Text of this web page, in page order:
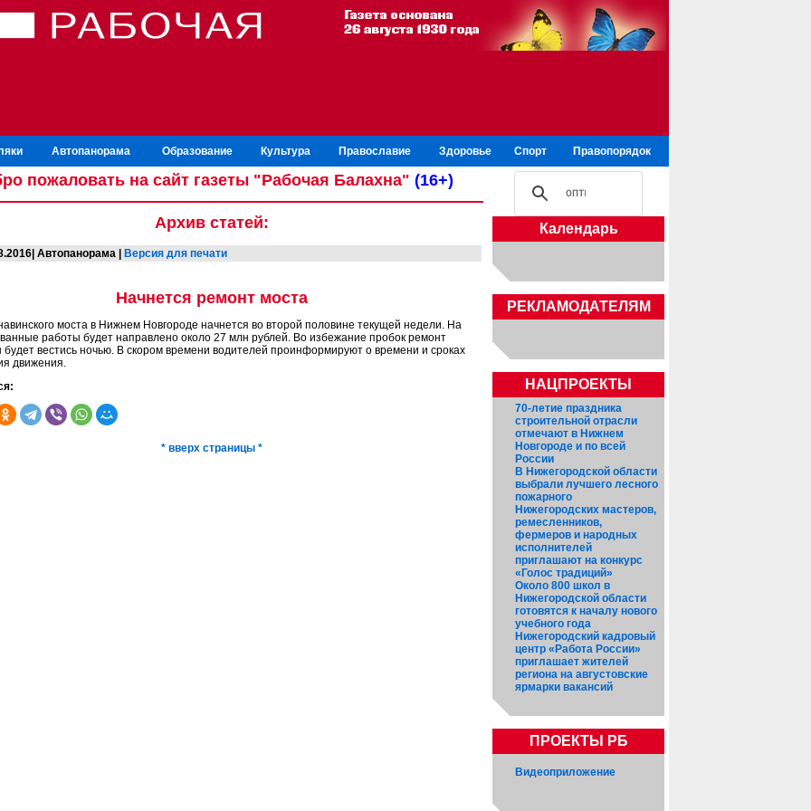
Автопанорама Образование Культура Православие Здоровье Спорт Правопорядок
пожаловать на сайт газеты "Рабочая Балахна" (16+)
Архив статей:
Автопанорама | Версия для печати
Начнется ремонт моста
моста в Нижнем Новгороде начнется во второй половине текущей недели. На
работы будет направлено около 27 млн рублей. Во избежание пробок ремонт
вестись ночью. В скором времени водителей проинформируют о времени и сроках
движения.
* вверх страницы *
Календарь
РЕКЛАМОДАТЕЛЯМ
НАЦПРОЕКТЫ
70-летие праздника
строительной отрасли
отмечают в Нижнем
Новгороде и по всей
России
В Нижегородской области
выбрали лучшего лесного
пожарного
Нижегородских мастеров,
ремесленников,
фермеров и народных
исполнителей
приглашают на конкурс
«Голос традиций»
Около 800 школ в
Нижегородской области
готовятся к началу нового
учебного года
Нижегородский кадровый
центр «Работа России»
приглашает жителей
региона на августовские
ярмарки вакансий
ПРОЕКТЫ РБ
Видеоприложение